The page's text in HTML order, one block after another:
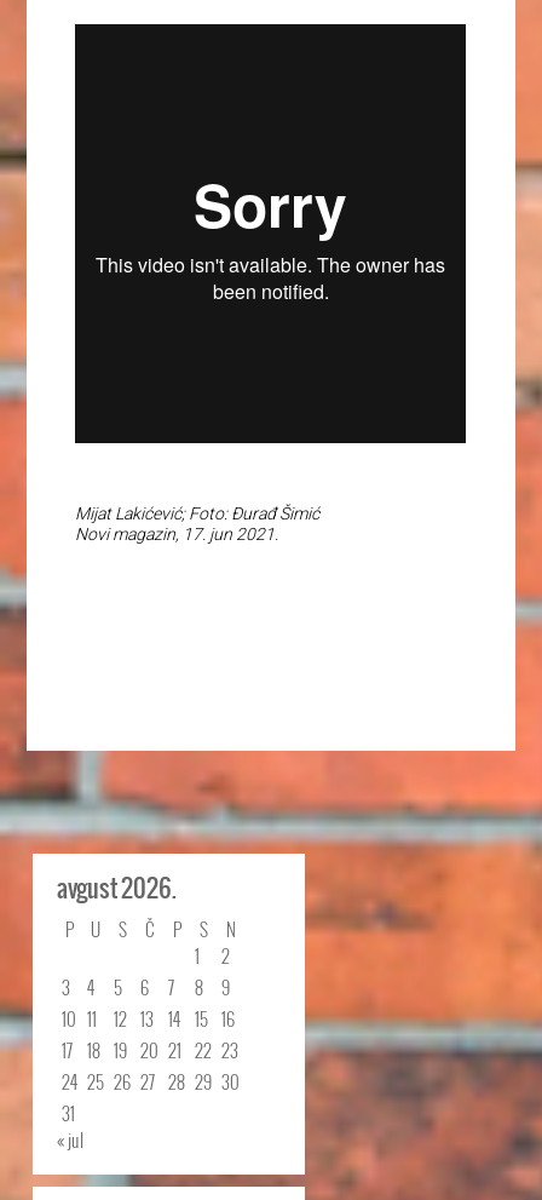
Mijat Lakićević; Foto: Đurađ Šimić
Novi magazin, 17. jun 2021.
avgust 2026.
P U S Č P S
N
1
2
3
4 5 6 7 8
9
10 11 12 13 14 15 16
17 18 19 20 21 22 23
24 25 26 27 28 29 30
31
« jul